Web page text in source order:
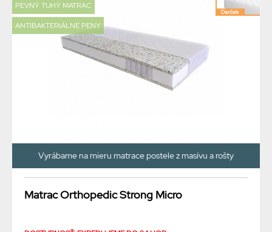
PEVNÝ TUHÝ MATRAC
ANTIBAKTERIÁLNE PENY
Vyrábame na mieru matrace postele z masívu a rošty
Matrac Orthopedic Strong Micro